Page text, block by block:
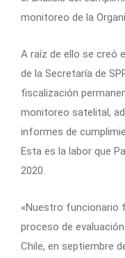
monitoreo de la
A raíz de ello se creó
de la Secretaría de
fiscalización
monitoreo satelital,
informes de
Esta es la labor que
2020.
«Nuestro funcionario
proceso de
Chile, en septiembre